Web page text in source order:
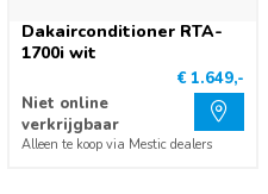
Dakairconditioner RTA-
1700i wit
€ 1.649,-
Niet online
verkrijgbaar
Alleen te koop via Mestic dealers